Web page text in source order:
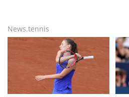
News.tennis